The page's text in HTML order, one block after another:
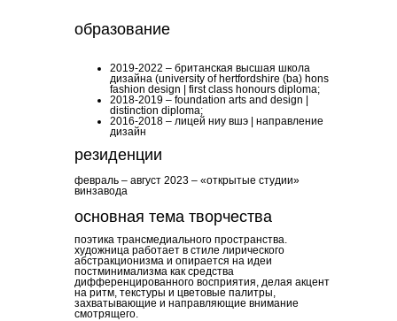
поэтика трансмедиального пространства.
художница работает в стиле лирического
абстракционизма и опирается на идеи
постминимализма как средства
дифференцированного восприятия, делая акцент
на ритм, текстуры и цветовые палитры,
захватывающие и направляющие внимание
смотрящего.
образование
2019-2022 – британская высшая школа
дизайна (university of hertfordshire (ba) hons
fashion design | first class honours diploma;
2018-2019 – foundation arts and design |
distinction diploma;
2016-2018 – лицей ниу вшэ | направление
дизайн
основная тема творчества
резиденции
февраль – август 2023 – «открытые студии»
винзавода